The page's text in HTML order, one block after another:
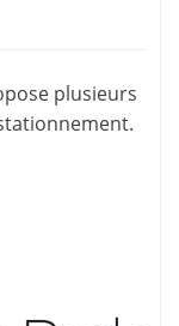
plusieurs
.